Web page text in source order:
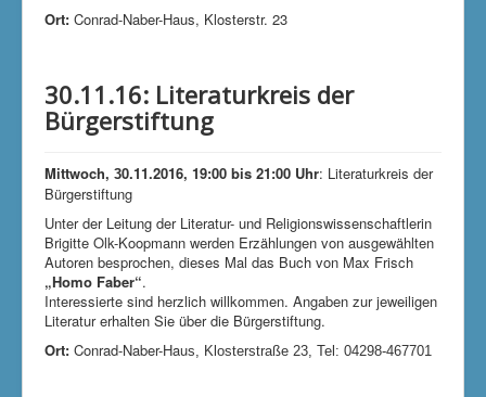
Ort: Conrad-Naber-Haus, Klosterstr. 23
30.11.16: Literaturkreis der
Bürgerstiftung
Mittwoch, 30.11.2016, 19:00 bis 21:00 Uhr: Literaturkreis der
Bürgerstiftung
Unter der Leitung der Literatur- und Religionswissenschaftlerin
Brigitte Olk-Koopmann werden Erzählungen von ausgewählten
Autoren besprochen, dieses Mal das Buch von Max Frisch
„Homo Faber“.
Interessierte sind herzlich willkommen. Angaben zur jeweiligen
Literatur erhalten Sie über die Bürgerstiftung.
Ort: Conrad-Naber-Haus, Klosterstraße 23, Tel: 04298-467701